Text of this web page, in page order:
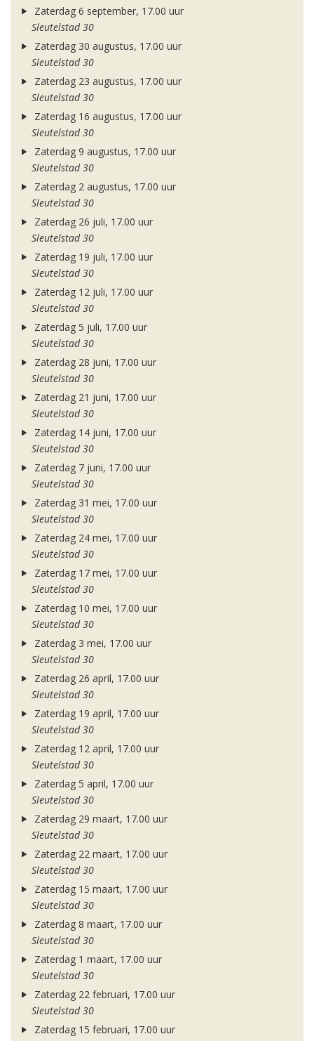
Zaterdag 6 september, 17.00 uur
Sleutelstad 30
Zaterdag 30 augustus, 17.00 uur
Sleutelstad 30
Zaterdag 23 augustus, 17.00 uur
Sleutelstad 30
Zaterdag 16 augustus, 17.00 uur
Sleutelstad 30
Zaterdag 9 augustus, 17.00 uur
Sleutelstad 30
Zaterdag 2 augustus, 17.00 uur
Sleutelstad 30
Zaterdag 26 juli, 17.00 uur
Sleutelstad 30
Zaterdag 19 juli, 17.00 uur
Sleutelstad 30
Zaterdag 12 juli, 17.00 uur
Sleutelstad 30
Zaterdag 5 juli, 17.00 uur
Sleutelstad 30
Zaterdag 28 juni, 17.00 uur
Sleutelstad 30
Zaterdag 21 juni, 17.00 uur
Sleutelstad 30
Zaterdag 14 juni, 17.00 uur
Sleutelstad 30
Zaterdag 7 juni, 17.00 uur
Sleutelstad 30
Zaterdag 31 mei, 17.00 uur
Sleutelstad 30
Zaterdag 24 mei, 17.00 uur
Sleutelstad 30
Zaterdag 17 mei, 17.00 uur
Sleutelstad 30
Zaterdag 10 mei, 17.00 uur
Sleutelstad 30
Zaterdag 3 mei, 17.00 uur
Sleutelstad 30
Zaterdag 26 april, 17.00 uur
Sleutelstad 30
Zaterdag 19 april, 17.00 uur
Sleutelstad 30
Zaterdag 12 april, 17.00 uur
Sleutelstad 30
Zaterdag 5 april, 17.00 uur
Sleutelstad 30
Zaterdag 29 maart, 17.00 uur
Sleutelstad 30
Zaterdag 22 maart, 17.00 uur
Sleutelstad 30
Zaterdag 15 maart, 17.00 uur
Sleutelstad 30
Zaterdag 8 maart, 17.00 uur
Sleutelstad 30
Zaterdag 1 maart, 17.00 uur
Sleutelstad 30
Zaterdag 22 februari, 17.00 uur
Sleutelstad 30
Zaterdag 15 februari, 17.00 uur